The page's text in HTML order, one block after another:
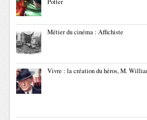
Potter
Métier du cinéma : Affichiste
Vivre : la création du héros, M.